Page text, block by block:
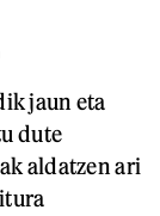
jaun eta
dute
aldatzen ari